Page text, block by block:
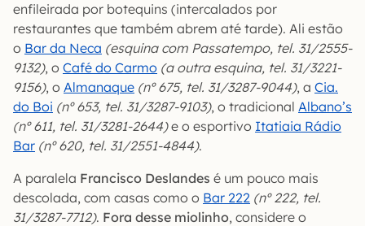
enfileirada por botequins (intercalados por
restaurantes que também abrem até tarde). Ali estão
o Bar da Neca (esquina com Passatempo, tel. 31/2555-
9132), o Café do Carmo (a outra esquina, tel. 31/3221-
9156), o Almanaque (nº 675, tel. 31/3287-9044), a Cia.
do Boi (nº 653, tel. 31/3287-9103), o tradicional Albano’s
(nº 611, tel. 31/3281-2644)e o esportivo Itatiaia Rádio
Bar (nº 620, tel. 31/2551-4844).
A paralela Francisco Deslandes é um pouco mais
descolada, com casas como o Bar 222 (nº 222, tel.
31/3287-7712). Fora desse miolinho, considere o